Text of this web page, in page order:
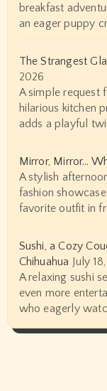
breakfast
an eager puppy
The Strangest
2026
A simple request
hilarious kitchen
adds a playful
Mirror, Mirror…
A stylish
fashion
favorite outfit in
Sushi, a Cozy
Chihuahua July
A relaxing sushi
even more
who eagerly